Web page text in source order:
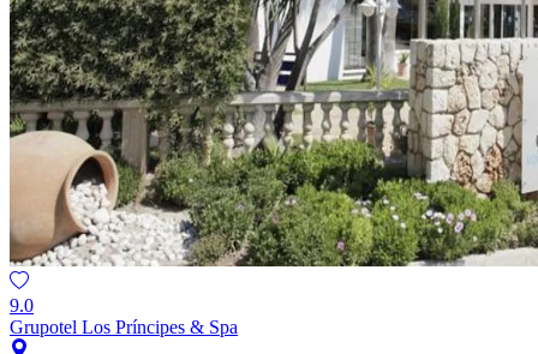
9.0
Grupotel Los Príncipes & Spa